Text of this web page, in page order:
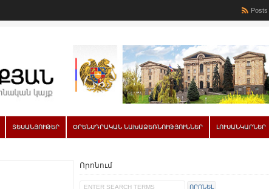
Posts
ՏԵՍԱՆՅՈՒԹԵՐ ՕՐԵՆՍԴՐԱԿԱՆ ՆԱԽԱՁԵՌՆՈՒԹՅՈՒՆՆԵՐ ԼՈՒՍԱՆԿԱՐՆԵՐ
Որոնում